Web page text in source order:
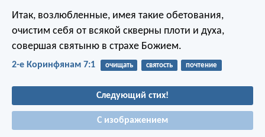
Итак, возлюбленные, имея такие обетования,
очистим себя от всякой скверны плоти и духа,
совершая святыню в страхе Божием.
2-е Коринфянам 7:1 очищать святость почтение
Следующий стих!
С изображением